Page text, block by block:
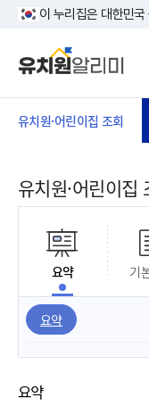
이 누리집은 대한민
유치원·어린이집 조회
유치원·어린이집
요약 기
요약
요약